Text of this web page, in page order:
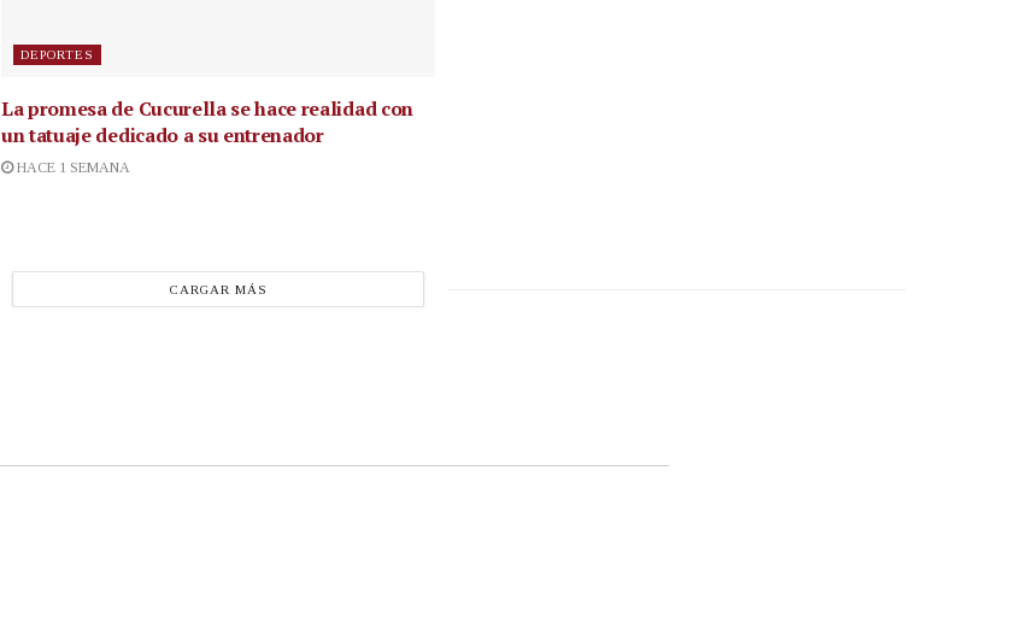
DEPORTES
La promesa de Cucurella se hace realidad con
un tatuaje dedicado a su entrenador
HACE 1 SEMANA
CARGAR MÁS